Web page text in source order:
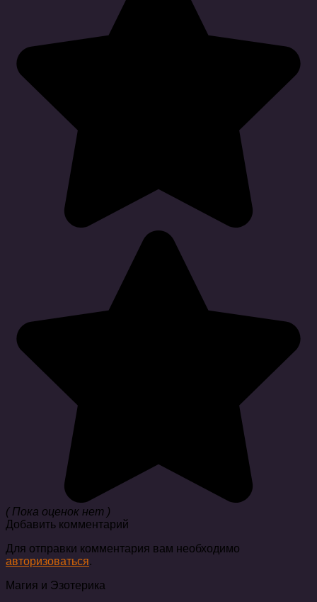
( Пока оценок нет )
Добавить комментарий
Для отправки комментария вам необходимо
авторизоваться.
Магия и Эзотерика